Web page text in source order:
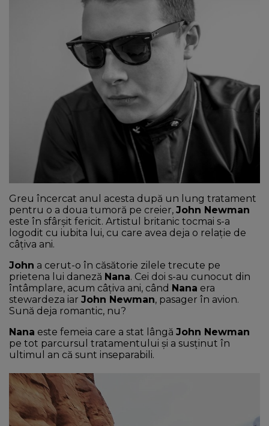
CONTUL MEU
Greu încercat anul acesta după un lung tratament
pentru o a doua tumoră pe creier, John Newman
este în sfârșit fericit. Artistul britanic tocmai s-a
logodit cu iubita lui, cu care avea deja o relație de
câțiva ani.
John a cerut-o în căsătorie zilele trecute pe
prietena lui daneză Nana. Cei doi s-au cunocut din
întâmplare, acum câțiva ani, când Nana era
stewardeza iar John Newman, pasager în avion.
Sună deja romantic, nu?
Nana este femeia care a stat lângă John Newman
pe tot parcursul tratamentului și a susținut în
ultimul an că sunt inseparabili.